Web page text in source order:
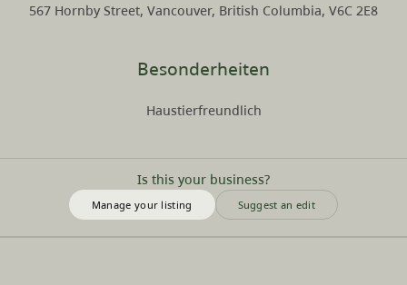
Besonderheiten
Haustierfreundlich
Is this your business?
Manage your listing Suggest an edit
567 Hornby Street, Vancouver, British Columbia, V6C 2E8